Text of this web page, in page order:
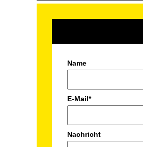
Name
E-Mail*
Nachricht